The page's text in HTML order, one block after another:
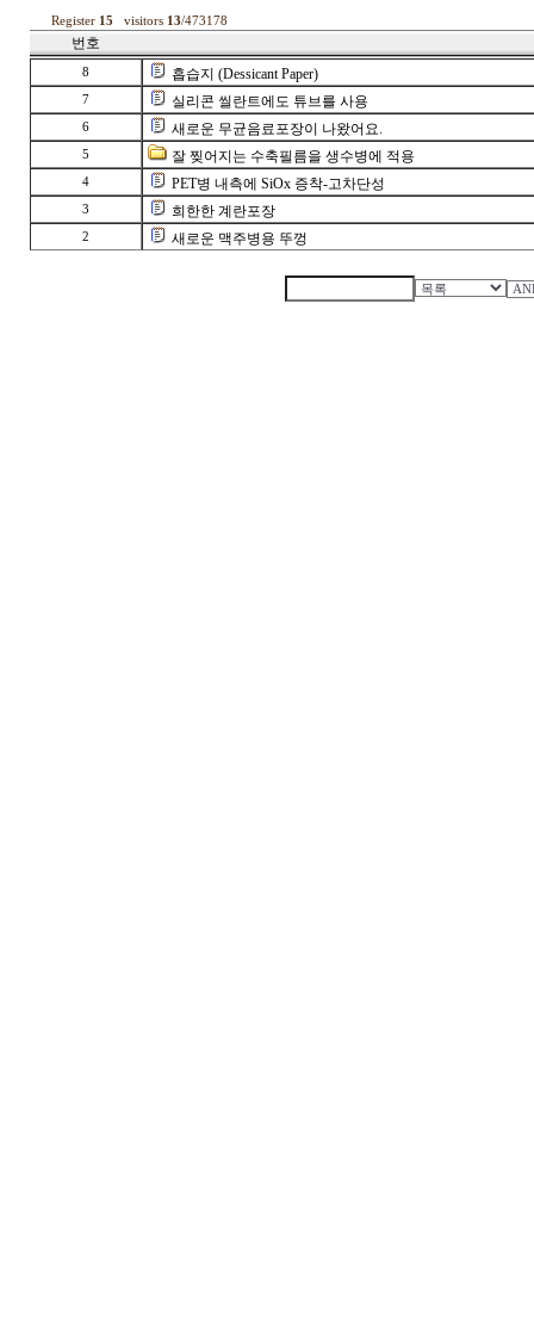
Register 15 visitors 13/473178
번호
8 흡습지 (Dessicant Paper)
7 실리콘 씰란트에도 튜브를 사용
6 새로운 무균음료포장이 나왔어요.
5 잘 찢어지는 수축필름을 생수병에 적용
4 PET병 내측에 SiOx 증착-고차단성
3 희한한 계란포장
2 새로운 맥주병용 뚜껑